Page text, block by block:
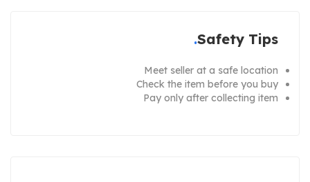
Safety Tips
Meet seller at a safe location
Check the item before you buy
Pay only after collecting item